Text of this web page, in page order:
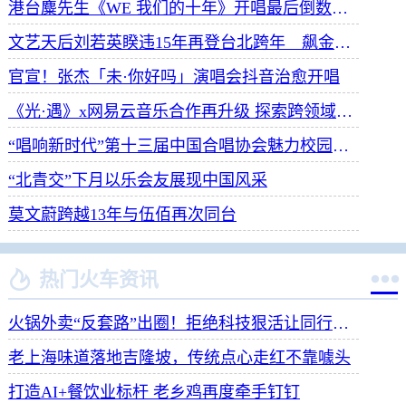
港台麋先生《WE 我们的十年》开唱最后倒数 惊喜释出10周年纪念单曲宠粉
文艺天后刘若英睽违15年再登台北跨年 飙金嗓演唱经典招牌歌掀回忆杀
官宣！张杰「未·你好吗」演唱会抖音治愈开唱
《光·遇》x网易云音乐合作再升级 探索跨领域社交新体验
“唱响新时代”第十三届中国合唱协会魅力校园合唱展演开幕
“北青交”下月以乐会友展现中国风采
莫文蔚跨越13年与伍佰再次同台
 热门火车资讯 
火锅外卖“反套路”出圈！拒绝科技狠活让同行颤抖
老上海味道落地吉隆坡，传统点心走红不靠噱头
打造AI+餐饮业标杆 老乡鸡再度牵手钉钉